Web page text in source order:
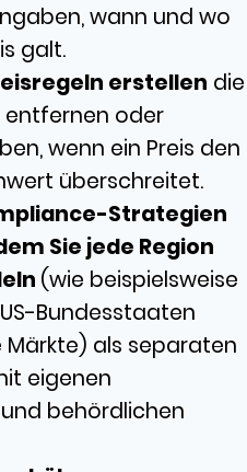
wann und wo
galt.
erstellen die
entfernen oder
wenn ein Preis den
überschreitet.
Strategien
Sie jede Region
(wie beispielsweise
Bundesstaaten
als separaten
eigenen
behördlichen